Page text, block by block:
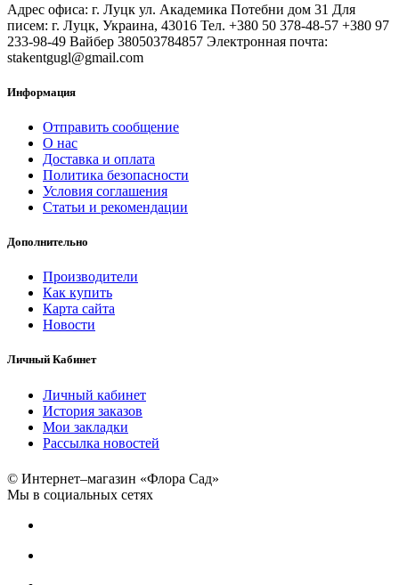
Адрес офиса: г. Луцк ул. Академика Потебни дом 31 Для
писем: г. Луцк, Украина, 43016 Тел. +380 50 378-48-57 +380 97
233-98-49 Вайбер 380503784857 Электронная почта:
stakentgugl@gmail.com
Информация
Отправить сообщение
О нас
Доставка и оплата
Политика безопасности
Условия соглашения
Статьи и рекомендации
Дополнительно
Производители
Как купить
Карта сайта
Новости
Личный Кабинет
Личный кабинет
История заказов
Мои закладки
Рассылка новостей
© Интернет–магазин «Флора Сад»
Мы в социальных сетях